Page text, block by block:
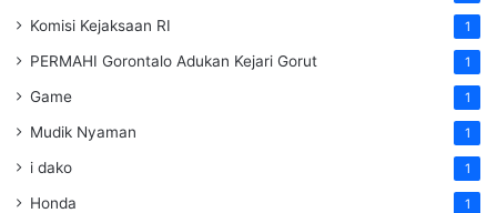
Komisi Kejaksaan RI 1
PERMAHI Gorontalo Adukan Kejari Gorut 1
Game 1
Mudik Nyaman 1
i dako 1
Honda 1